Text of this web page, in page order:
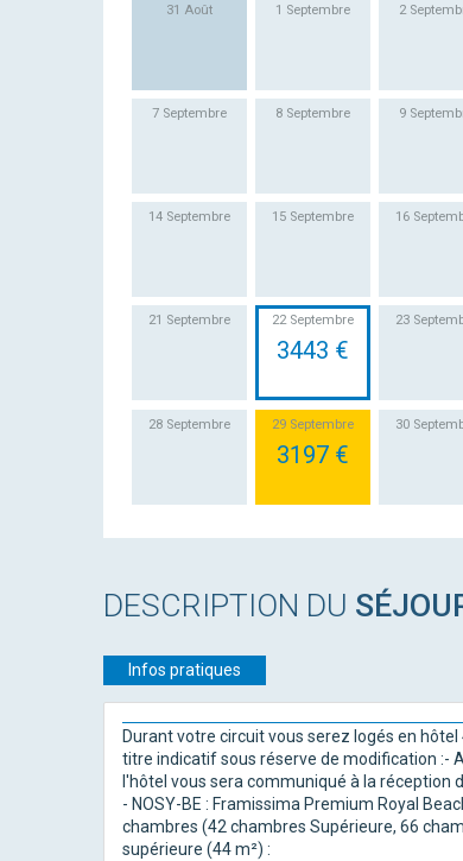
31 Août 1 Septembre 2
7 Septembre 8 Septembre 9
14 Septembre 15 Septembre 16
21 Septembre 22 Septembre
3443 €
23
28 Septembre 29 Septembre
3197 €
30
DESCRIPTION DU
Infos pratiques
Durant votre circuit vous serez logés en
titre indicatif sous réserve de modification :-
l'hôtel vous sera communiqué à la réception
- NOSY-BE : Framissima Premium Royal
chambres (42 chambres Supérieure, 66
supérieure (44 m²) :